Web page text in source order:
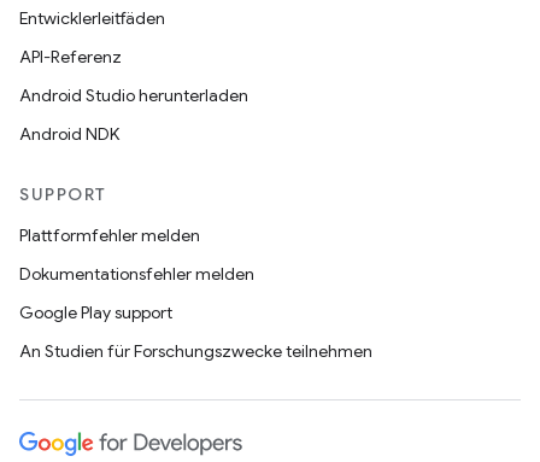
Entwicklerleitfäden
API-Referenz
Android Studio herunterladen
Android NDK
SUPPORT
Plattformfehler melden
Dokumentationsfehler melden
Google Play support
An Studien für Forschungszwecke teilnehmen